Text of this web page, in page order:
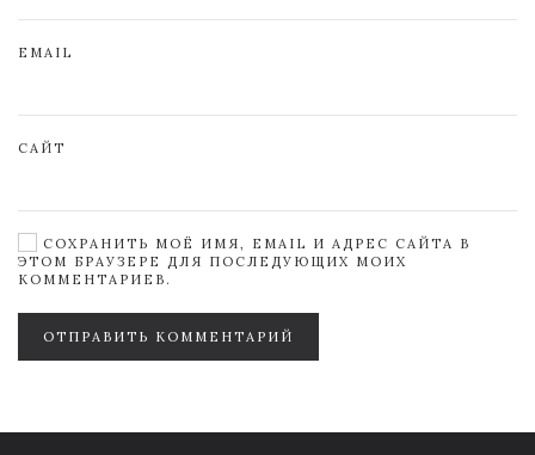
EMAIL
САЙТ
СОХРАНИТЬ МОЁ ИМЯ, EMAIL И АДРЕС САЙТА В
ЭТОМ БРАУЗЕРЕ ДЛЯ ПОСЛЕДУЮЩИХ МОИХ
КОММЕНТАРИЕВ.
ОТПРАВИТЬ КОММЕНТАРИЙ